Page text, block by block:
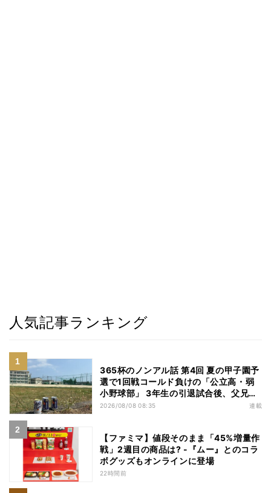
人気記事ランキング
365杯のノンアル話 第4回 夏の甲子園予
選で1回戦コールド負けの「公立高・弱
小野球部」 3年生の引退試合後、父兄
が“現場”で取り出したのは……
2026/08/08 08:35 連載
【ファミマ】値段そのまま「45%増量作
戦」2週目の商品は? -『ムー』とのコラ
ボグッズもオンラインに登場
22時間前